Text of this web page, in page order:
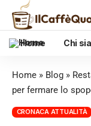
Home Chi
Home » Blog »
per fermare lo
CRONACA ATTUALITÀ